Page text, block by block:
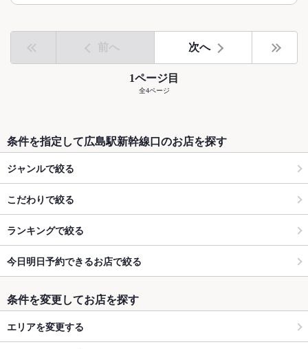
前へ 次へ
1ページ目
全4ページ
条件を指定して広島駅新幹線口のお店を探す
ジャンルで絞る
こだわりで絞る
ランキングで絞る
今日明日予約できるお店で絞る
条件を変更してお店を探す
エリアを変更する